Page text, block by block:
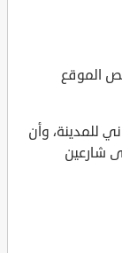
الموقع
للمدينة، وأن
شارعين